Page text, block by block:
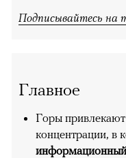
Подписывайтесь на
Главное
Горы
концентрации, в